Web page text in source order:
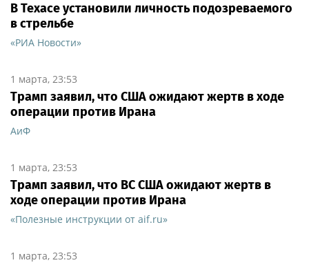
В Техасе установили личность подозреваемого
в стрельбе
«РИА Новости»
1 марта, 23:53
Трамп заявил, что США ожидают жертв в ходе
операции против Ирана
АиФ
1 марта, 23:53
Трамп заявил, что ВС США ожидают жертв в
ходе операции против Ирана
«Полезные инструкции от aif.ru»
1 марта, 23:53